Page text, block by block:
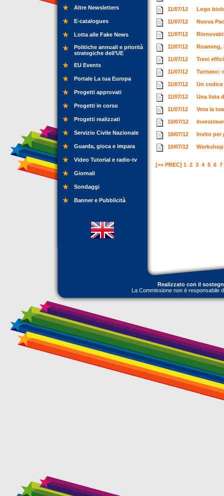
Altre Newsletters
E-catalogues
Lotta alle Fake News
Politiche annuali e priorità
strategiche dell’UE
EU Events
Portale La tua Europa
Progetti approvati
Progetti in corso
Progetti realizzati
Servizio Civile Nazionale
Guarda, gioca e impara
Video Tutorial e radio-tv
Giornali
Sondaggi
Banner e Pubblicità
11/07/12 Logo
11/07/12 Nuova
11/07/12
11/07/12
11/07/12 Treni
11/07/12 Turismo:
11/07/12 Un codice
11/07/12 Una lista
11/07/12 Vota la
10/07/12
10/07/12 Invito per
10/07/12
[<< PREC] 1 2 3 4 5 6 7
Realizzato con il
La Commissione non è responsabile